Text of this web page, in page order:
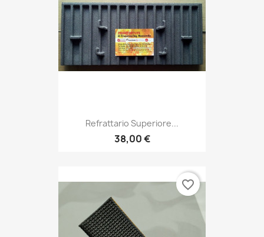
Refrattario Superiore...
38,00 €
favorite_border